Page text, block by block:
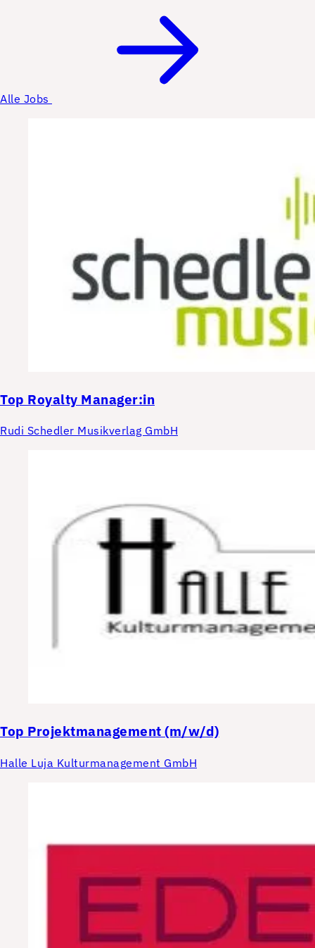
Alle Jobs
Top Royalty Manager:in
Rudi Schedler Musikverlag GmbH
Top Projektmanagement (m/w/d)
Halle Luja Kulturmanagement GmbH